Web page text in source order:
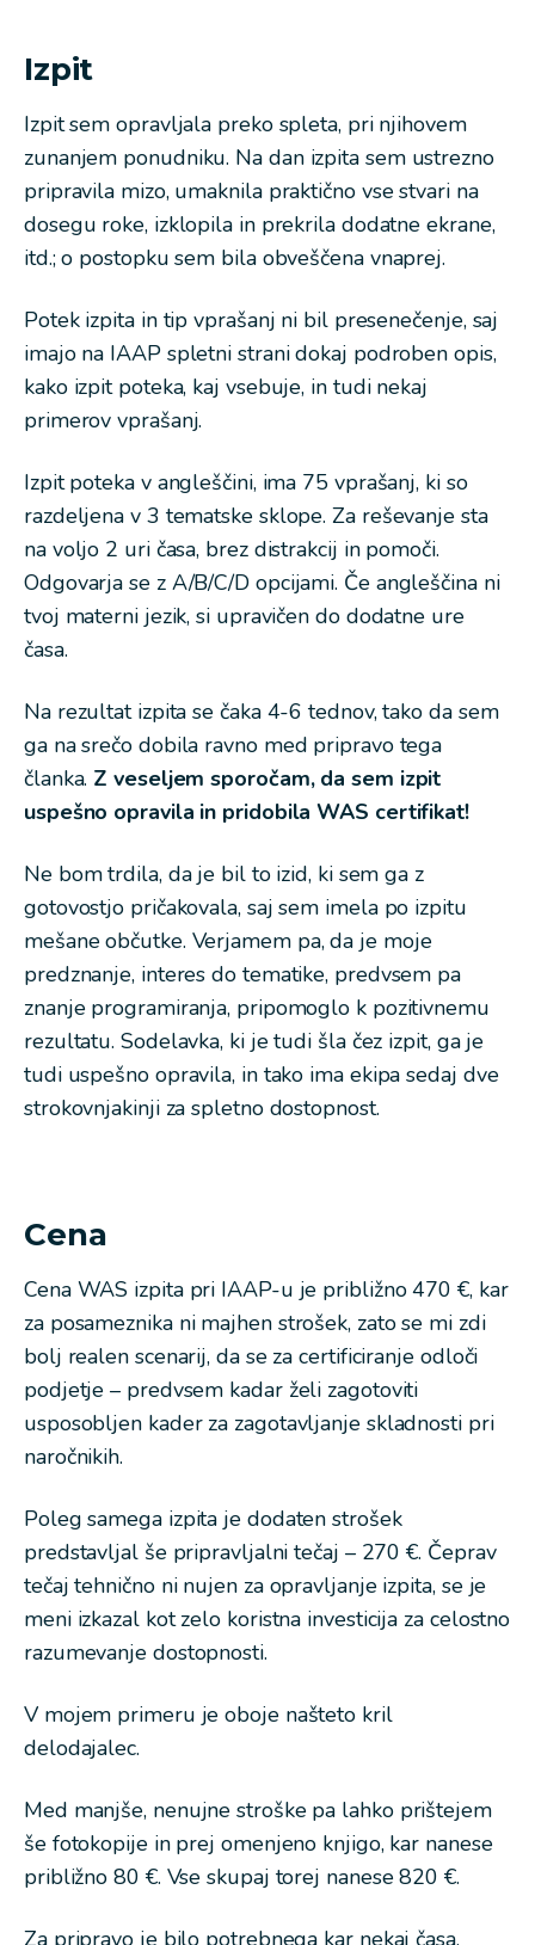
Izpit
Izpit sem opravljala preko spleta, pri njihovem
zunanjem ponudniku. Na dan izpita sem ustrezno
pripravila mizo, umaknila praktično vse stvari na
dosegu roke, izklopila in prekrila dodatne ekrane,
itd.; o postopku sem bila obveščena vnaprej.
Potek izpita in tip vprašanj ni bil presenečenje, saj
imajo na IAAP spletni strani dokaj podroben opis,
kako izpit poteka, kaj vsebuje, in tudi nekaj
primerov vprašanj.
Izpit poteka v angleščini, ima 75 vprašanj, ki so
razdeljena v 3 tematske sklope. Za reševanje sta
na voljo 2 uri časa, brez distrakcij in pomoči.
Odgovarja se z A/B/C/D opcijami. Če angleščina ni
tvoj materni jezik, si upravičen do dodatne ure
časa.
Na rezultat izpita se čaka 4-6 tednov, tako da sem
ga na srečo dobila ravno med pripravo tega
članka. Z veseljem sporočam, da sem izpit
uspešno opravila in pridobila WAS certifikat!
Ne bom trdila, da je bil to izid, ki sem ga z
gotovostjo pričakovala, saj sem imela po izpitu
mešane občutke. Verjamem pa, da je moje
predznanje, interes do tematike, predvsem pa
znanje programiranja, pripomoglo k pozitivnemu
rezultatu. Sodelavka, ki je tudi šla čez izpit, ga je
tudi uspešno opravila, in tako ima ekipa sedaj dve
strokovnjakinji za spletno dostopnost.
Cena
Cena WAS izpita pri IAAP-u je približno 470 €, kar
za posameznika ni majhen strošek, zato se mi zdi
bolj realen scenarij, da se za certificiranje odloči
podjetje – predvsem kadar želi zagotoviti
usposobljen kader za zagotavljanje skladnosti pri
naročnikih.
Poleg samega izpita je dodaten strošek
predstavljal še pripravljalni tečaj – 270 €. Čeprav
tečaj tehnično ni nujen za opravljanje izpita, se je
meni izkazal kot zelo koristna investicija za celostno
razumevanje dostopnosti.
V mojem primeru je oboje našteto kril
delodajalec.
Med manjše, nenujne stroške pa lahko prištejem
še fotokopije in prej omenjeno knjigo, kar nanese
približno 80 €. Vse skupaj torej nanese 820 €.
Za pripravo je bilo potrebnega kar nekaj časa.